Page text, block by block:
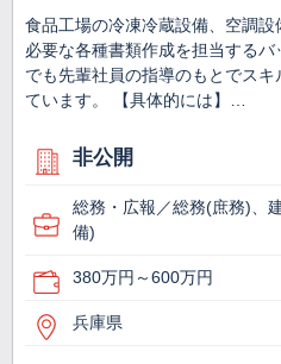
食品工場の冷凍冷蔵設備、空調
必要な各種書類作成を担当する
でも先輩社員の指導のもとでス
ています。 【具体的には】…
非公開
総務・広報／総務(庶務)、
備)
380万円～600万円
兵庫県